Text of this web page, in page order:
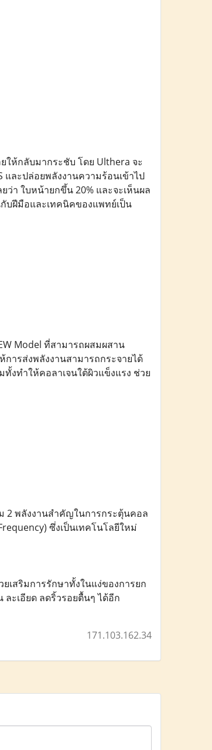
ให้กลับมากระชับ โดย Ulthera จะ
และปล่อยพลังงานความร้อนเข้าไป
ว่า ใบหน้ายกขึ้น 20% และจะเห็นผล
บฝีมือและเทคนิคของแพทย์เป็น
Model ที่สามารถผสมผสาน
ารส่งพลังงานสามารถกระจายได้
ทั้งทำให้คอลาเจนใต้ผิวแข็งแรง ช่วย
2 พลังงานสำคัญในการกระตุ้นคอล
ซึ่งเป็นเทคโนโลยีใหม่
เสริมการรักษาทั้งในแง่ของการยก
ะเอียด ลดริ้วรอยตื้นๆ ได้อีก
171.103.162.34